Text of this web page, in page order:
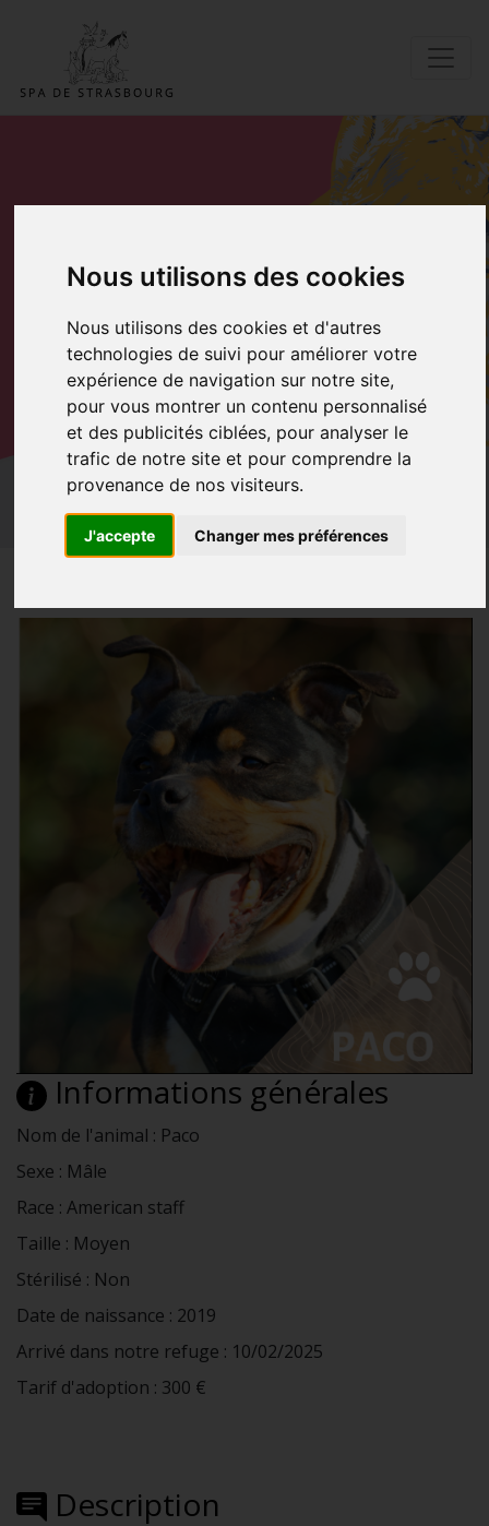
Nous utilisons des cookies
Nous utilisons des cookies et d'autres
technologies de suivi pour améliorer votre
expérience de navigation sur notre site,
pour vous montrer un contenu personnalisé
et des publicités ciblées, pour analyser le
trafic de notre site et pour comprendre la
provenance de nos visiteurs.
J'accepte Changer mes préférences
ADOPTER UN DE
NOS
PENSIONNAIRES
Accueil Adopter Paco
Informations générales
Nom de l'animal : Paco
Sexe : Mâle
Race : American staff
Taille : Moyen
Stérilisé : Non
Date de naissance : 2019
Arrivé dans notre refuge : 10/02/2025
Tarif d'adoption : 300 €
Description